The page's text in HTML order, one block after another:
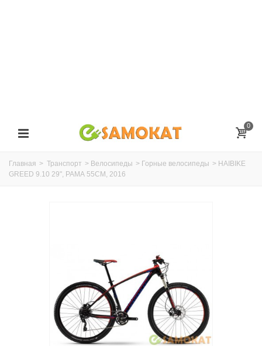
0
Главная > Транспорт > Велосипеды > Горные велосипеды > HAIBIKE
GREED 9.10 29", РАМА 55СМ, 2016